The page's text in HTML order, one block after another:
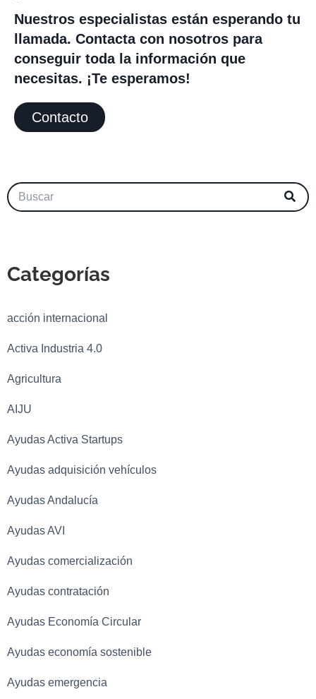
Nuestros especialistas están esperando tu
llamada. Contacta con nosotros para
conseguir toda la información que
necesitas. ¡Te esperamos!
Contacto
Categorías
acción internacional
Activa Industria 4.0
Agricultura
AIJU
Ayudas Activa Startups
Ayudas adquisición vehículos
Ayudas Andalucía
Ayudas AVI
Ayudas comercialización
Ayudas contratación
Ayudas Economía Circular
Ayudas economía sostenible
Ayudas emergencia